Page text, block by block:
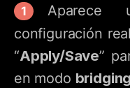
configuración
“Apply/Save”
en modo bridging